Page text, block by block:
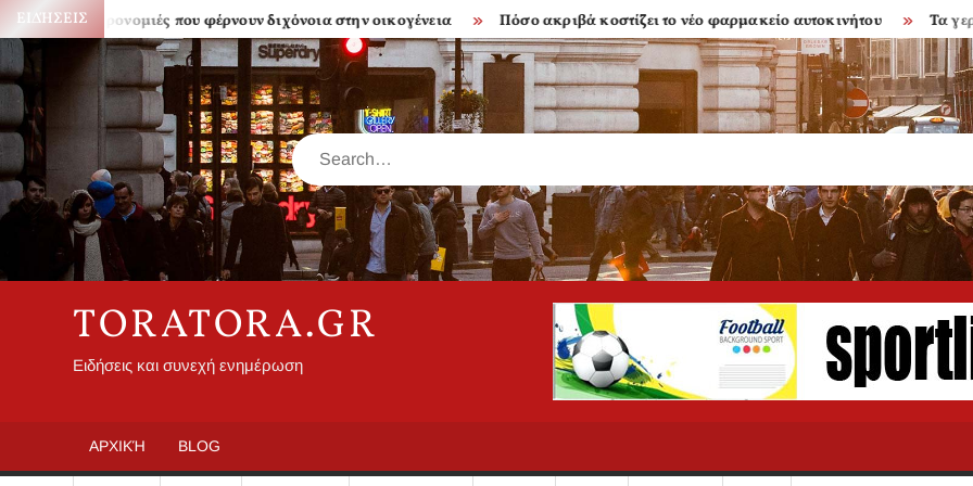
Skip
to
content
ΕΙΔΉΣΕΙΣ
Κληρονομιές που φέρνουν διχόνοια στην οικογένεια Πόσο ακριβά κοστίζει το νέο φαρμακείο αυτοκινήτου Τα γερασμένα
Search
TORATORA.GR
Ειδήσεις και συνεχή ενημέρωση
ΑΡΧΙΚΉ BLOG